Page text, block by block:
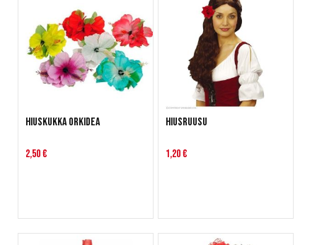
Hiuskukka Orkidea
2,50 €
Hiusruusu
1,20 €